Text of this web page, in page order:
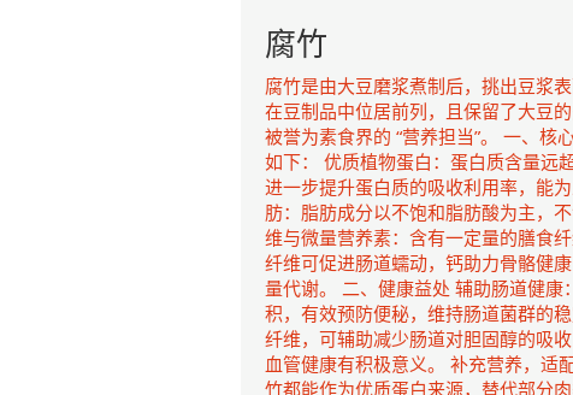
腐竹
腐竹是由大豆磨浆煮制后，挑出豆浆
在豆制品中位居前列，且保留了大豆
被誉为素食界的 “营养担当”。 一、核
如下： 优质植物蛋白：蛋白质含量远
进一步提升蛋白质的吸收利用率，能
肪：脂肪成分以不饱和脂肪酸为主，
维与微量营养素：含有一定量的膳食
纤维可促进肠道蠕动，钙助力骨骼健
量代谢。 二、健康益处 辅助肠道健
积，有效预防便秘，维持肠道菌群的
纤维，可辅助减少肠道对胆固醇的吸
血管健康有积极意义。 补充营养，适
竹都能作为优质蛋白来源，替代部分